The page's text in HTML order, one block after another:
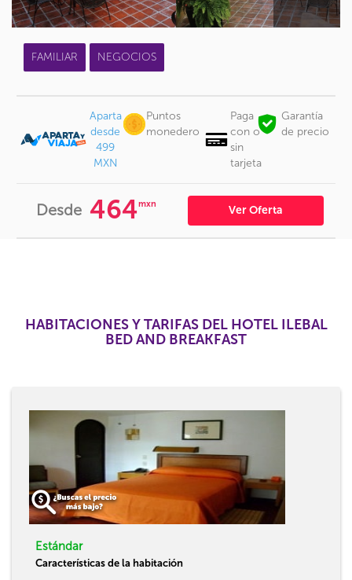
FAMILIAR NEGOCIOS
Aparta
desde
499
MXN
Puntos
monedero
Paga
con o
sin
tarjeta
Garantía
de precio
Desde 464mxn Ver Oferta
HABITACIONES Y TARIFAS DEL HOTEL ILEBAL
BED AND BREAKFAST
Estándar
Características de la habitación